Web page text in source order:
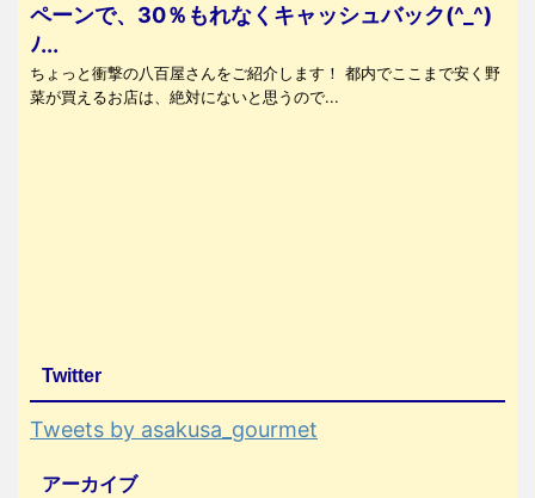
ペーンで、30％もれなくキャッシュバック(^_^)
ﾉ...
ちょっと衝撃の八百屋さんをご紹介します！ 都内でここまで安く野
菜が買えるお店は、絶対にないと思うので...
Twitter
Tweets by asakusa_gourmet
アーカイブ